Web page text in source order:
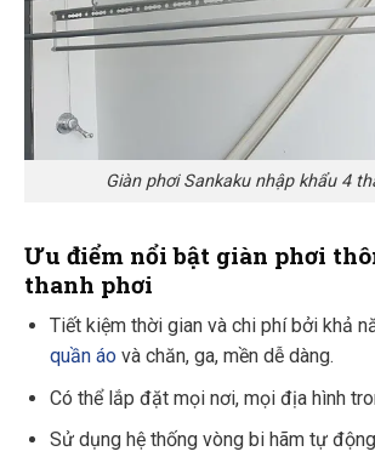
Giàn phơi Sankaku nhập khẩu 4
Ưu điểm nổi bật giàn phơi
thanh phơi
Tiết kiệm thời gian và chi phí bởi khả
quần áovà chăn, ga, mền dễ dàng.
Có thể lắp đặt mọi nơi, mọi địa hình
Sử dụng hệ thống vòng bi hãm tự